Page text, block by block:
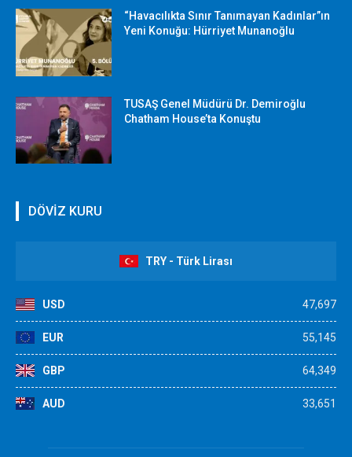
“Havacılıkta Sınır Tanımayan Kadınlar”ın
Yeni Konuğu: Hürriyet Munanoğlu
TUSAŞ Genel Müdürü Dr. Demiroğlu
Chatham House’ta Konuştu
DÖVİZ KURU
TRY - Türk Lirası
USD 47,697
EUR 55,145
GBP 64,349
AUD 33,651